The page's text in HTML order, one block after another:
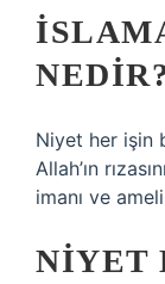
Niyet her işin
Allah’ın
imanı ve
NIYET